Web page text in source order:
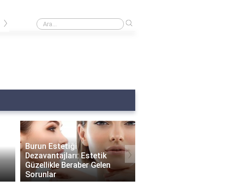
Burnumda et var ne yapmalıyım?
›
Burun Estetiği
Dezavantajları: Estetik
Güzellikle Beraber Gelen
Sorunlar
›